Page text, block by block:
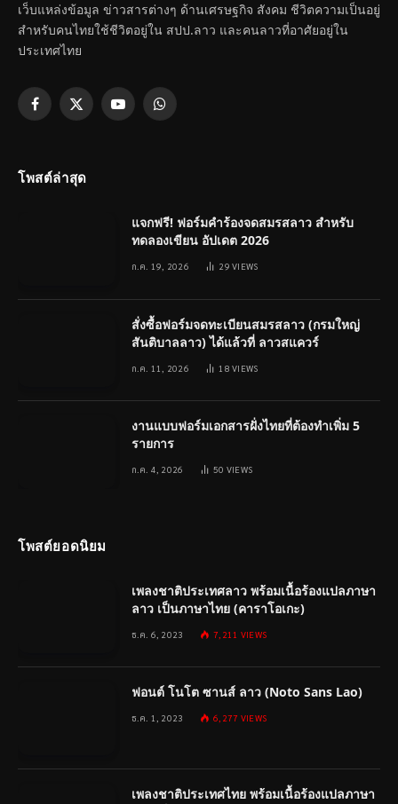
เว็บแหล่งข้อมูล ข่าวสารต่างๆ ด้านเศรษฐกิจ สังคม ชีวิตความเป็นอยู่
สำหรับคนไทยใช้ชีวิตอยู่ใน สปป.ลาว และคนลาวที่อาศัยอยู่ใน
ประเทศไทย
Facebook
X
YouTubeWhatsApp
โพสต์ล่าสุด
แจกฟรี! ฟอร์มคำร้องจดสมรสลาว สำหรับ
ทดลองเขียน อัปเดต 2026
ก.ค. 19, 2026 29VIEWS
สั่งซื้อฟอร์มจดทะเบียนสมรสลาว (กรมใหญ่
สันติบาลลาว) ได้แล้วที่ ลาวสแควร์
ก.ค. 11, 2026 18VIEWS
งานแบบฟอร์มเอกสารฝั่งไทยที่ต้องทำเพิ่ม 5
รายการ
ก.ค. 4, 2026 50 VIEWS
โพสต์ยอดนิยม
เพลงชาติประเทศลาว พร้อมเนื้อร้องแปลภาษา
ลาว เป็นภาษาไทย (คาราโอเกะ)
ธ.ค. 6, 2023 7,211 VIEWS
ฟอนต์ โนโต ซานส์ ลาว (Noto Sans Lao)
ธ.ค. 1, 2023 6,277 VIEWS
เพลงชาติประเทศไทย พร้อมเนื้อร้องแปลภาษา